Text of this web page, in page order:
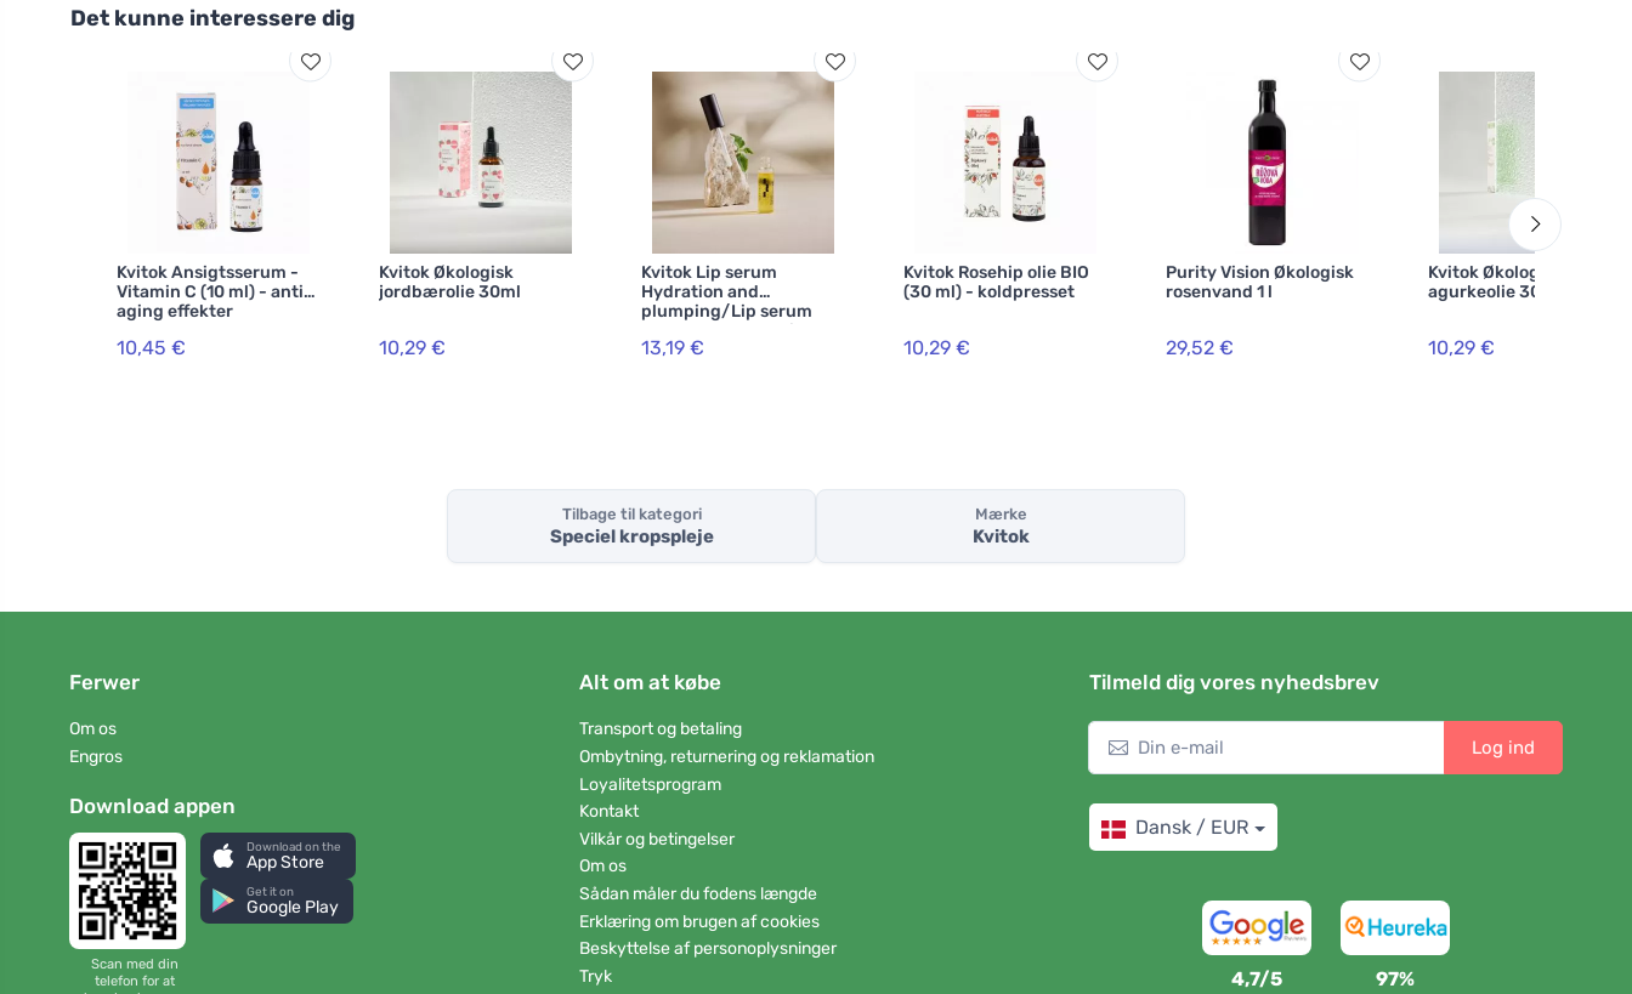
Det kunne interessere dig
Kvitok Ansigtsserum -
Vitamin C (10 ml) - anti-
aging effekter
10,45 €
Kvitok Økologisk
jordbærolie 30ml
10,29 €
Kvitok Lip serum
Hydration and
plumping/Lip serum
Plump and hydration 7
ml
13,19 €
Kvitok Rosehip olie BIO
(30 ml) - koldpresset
10,29 €
Purity Vision Økologisk
rosenvand 1 l
29,52 €
Kvitok Økologisk
agurkeolie 30ml
10,29 €
Tilbage til kategori
Speciel kropspleje
Mærke
Kvitok
Ferwer
Om os
Engros
Download appen
Scan med din
telefon for at
Download on the
App Store
Get it on
Google Play
Alt om at købe
Transport og betaling
Ombytning, returnering og reklamation
Loyalitetsprogram
Kontakt
Vilkår og betingelser
Om os
Sådan måler du fodens længde
Erklæring om brugen af cookies
Beskyttelse af personoplysninger
Tryk
Tilmeld dig vores nyhedsbrev
Log ind
Dansk / EUR
4,7/5 97%